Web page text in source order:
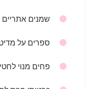
שמנים אתריים
ספרים על
פחים מנוי